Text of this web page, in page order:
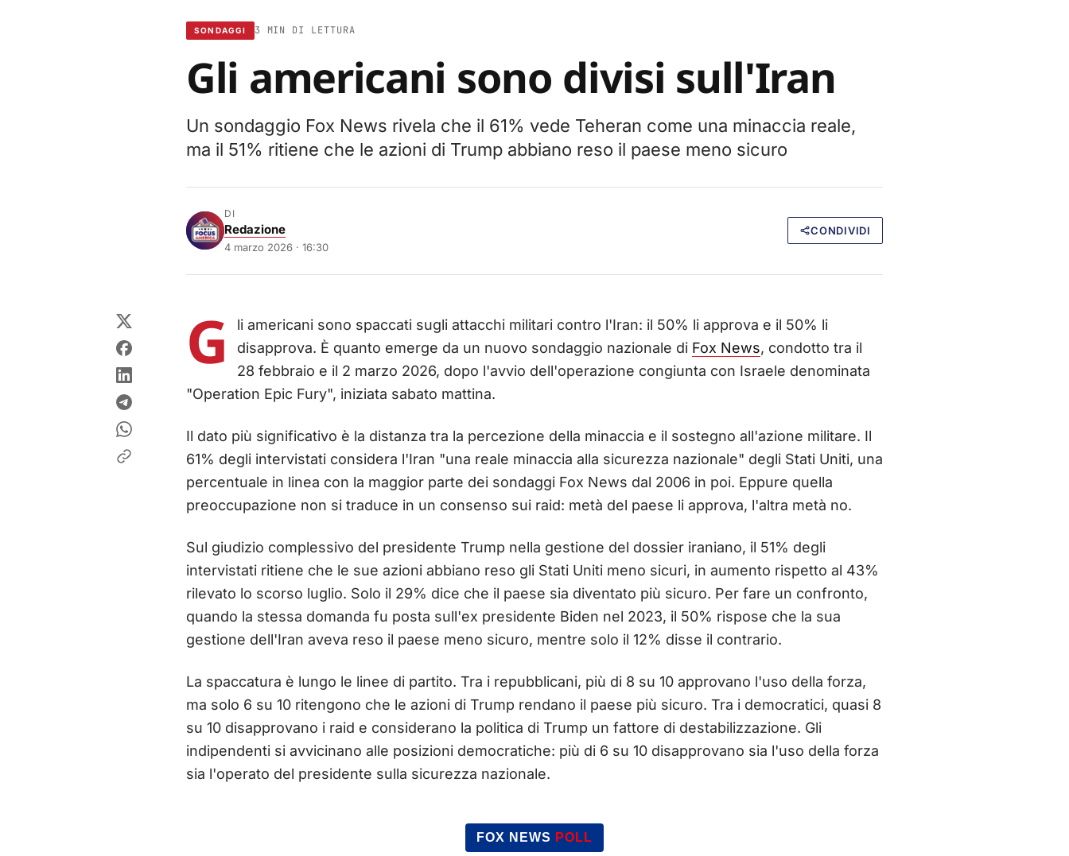
SONDAGGI 3 MIN DI LETTURA
Gli americani sono divisi sull'Iran
Un sondaggio Fox News rivela che il 61% vede Teheran come una minaccia reale,
ma il 51% ritiene che le azioni di Trump abbiano reso il paese meno sicuro
DI
Redazione
4 marzo 2026 · 16:30
CONDIVIDI
G
li americani sono spaccati sugli attacchi militari contro l'Iran: il 50% li approva e il 50% li
disapprova. È quanto emerge da un nuovo sondaggio nazionale di Fox News, condotto tra il
28 febbraio e il 2 marzo 2026, dopo l'avvio dell'operazione congiunta con Israele denominata
"Operation Epic Fury", iniziata sabato mattina.
Il dato più significativo è la distanza tra la percezione della minaccia e il sostegno all'azione militare. Il
61% degli intervistati considera l'Iran "una reale minaccia alla sicurezza nazionale" degli Stati Uniti, una
percentuale in linea con la maggior parte dei sondaggi Fox News dal 2006 in poi. Eppure quella
preoccupazione non si traduce in un consenso sui raid: metà del paese li approva, l'altra metà no.
Sul giudizio complessivo del presidente Trump nella gestione del dossier iraniano, il 51% degli
intervistati ritiene che le sue azioni abbiano reso gli Stati Uniti meno sicuri, in aumento rispetto al 43%
rilevato lo scorso luglio. Solo il 29% dice che il paese sia diventato più sicuro. Per fare un confronto,
quando la stessa domanda fu posta sull'ex presidente Biden nel 2023, il 50% rispose che la sua
gestione dell'Iran aveva reso il paese meno sicuro, mentre solo il 12% disse il contrario.
La spaccatura è lungo le linee di partito. Tra i repubblicani, più di 8 su 10 approvano l'uso della forza,
ma solo 6 su 10 ritengono che le azioni di Trump rendano il paese più sicuro. Tra i democratici, quasi 8
su 10 disapprovano i raid e considerano la politica di Trump un fattore di destabilizzazione. Gli
indipendenti si avvicinano alle posizioni democratiche: più di 6 su 10 disapprovano sia l'uso della forza
sia l'operato del presidente sulla sicurezza nazionale.
FOX NEWS POLL